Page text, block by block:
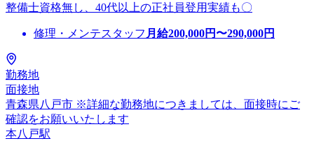
整備士資格無し、40代以上の正社員登用実績も〇
修理・メンテスタッフ 月給200,000円〜290,000円
勤務地
面接地
青森県八戸市 ※詳細な勤務地につきましては、面接時にご
確認をお願いいたします
本八戸駅